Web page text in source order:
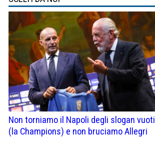
Non torniamo il Napoli degli slogan vuoti
(la Champions) e non bruciamo Allegri